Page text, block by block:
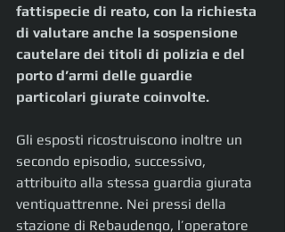
fattispecie di reato, con la richiesta
di valutare anche la sospensione
cautelare dei titoli di polizia e del
porto d’armi delle guardie
particolari giurate coinvolte.
Gli esposti ricostruiscono inoltre un
secondo episodio, successivo,
attribuito alla stessa guardia giurata
ventiquattrenne. Nei pressi della
stazione di Rebaudengo, l’operatore